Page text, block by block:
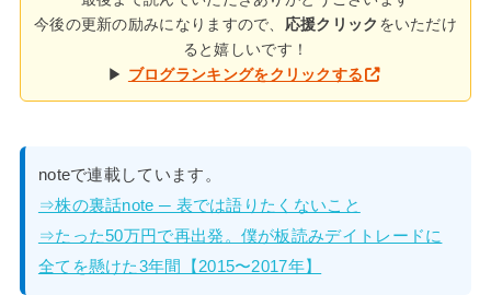
今後の更新の励みになりますので、 応援クリック をいただけ
ると嬉しいです！
▶ ブログランキングをクリックする
noteで連載しています。
⇒株の裏話note ─ 表では語りたくないこと
⇒たった50万円で再出発。僕が板読みデイトレードに
全てを懸けた3年間【2015〜2017年】